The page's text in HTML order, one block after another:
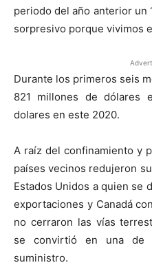
periodo del año anterior un
sorpresivo porque vivimos
Durante los primeros seis
821 millones de dólares
dolares en este 2020.
A raíz del confinamiento y
países vecinos redujeron
Estados Unidos a quien se
exportaciones y Canadá
no cerraron las vías
se convirtió en una de
suministro.